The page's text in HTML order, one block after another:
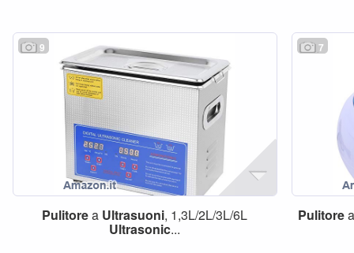
9
Pulitorea Ultrasuoni, 1,3L/2L/3L/6L
Ultrasonic...
7
Pulitore